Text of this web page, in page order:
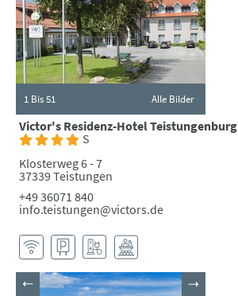
1 Bis 51 Alle Bilder
Victor's Residenz-Hotel Teistungenburg
S
Klosterweg 6 - 7
37339 Teistungen
+49 36071 840
info.teistungen@victors.de